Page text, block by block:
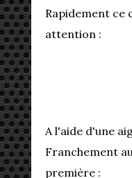
Rapidement ce
attention :
A l'aide d'une
Franchement
première :